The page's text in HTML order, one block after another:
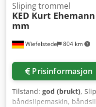
Wiefelstede 804 km
Sliping trommel
KED Kurt Ehemann
mm
Prisinformasjon
Tilstand: god (brukt),
båndslipemaskin,